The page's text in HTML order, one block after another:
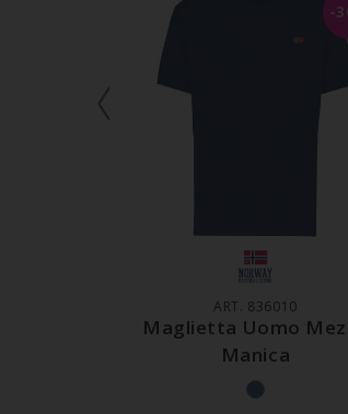
-
AGGIUNGI AL CARRELLO
ART. 836010
Maglietta Uomo
Manica